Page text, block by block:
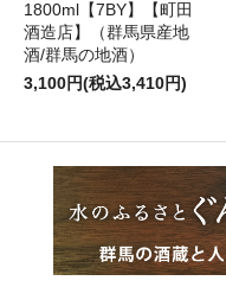
1800ml【7BY】【町田
酒造店】（群馬県産地
酒/群馬の地酒）
3,100円(税込3,410円)